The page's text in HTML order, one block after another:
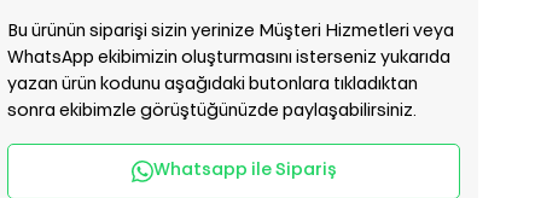
Bu ürünün siparişi sizin yerinize Müşteri Hizmetleri veya
WhatsApp ekibimizin oluşturmasını isterseniz yukarıda
yazan ürün kodunu aşağıdaki butonlara tıkladıktan
sonra ekibimzle görüştüğünüzde paylaşabilirsiniz.
Whatsapp ile Sipariş